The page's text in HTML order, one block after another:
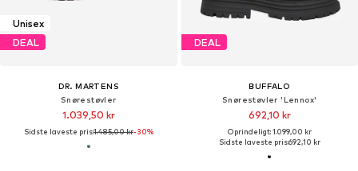
Unisex
DEAL
DR. MARTENS
Snørestøvler
1.039,50 kr
Sidste laveste pris:1.485,00 kr-30%
DEAL
BUFFALO
Snørestøvler 'Lennox'
692,10 kr
Oprindeligt: 1.099,00 kr
Sidste laveste pris:692,10 kr